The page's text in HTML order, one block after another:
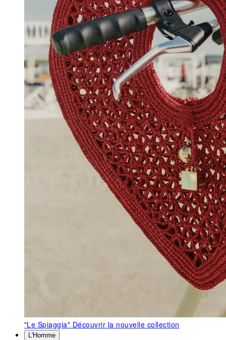
"Le Spiaggia" Découvrir la nouvelle collection
L'Homme